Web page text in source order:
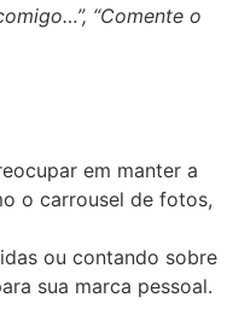
“Comente o
em manter a
o carrousel de fotos,
ou contando sobre
sua marca pessoal.